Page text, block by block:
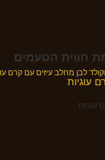
חווית הטעמים
עוגיות
עוגיות